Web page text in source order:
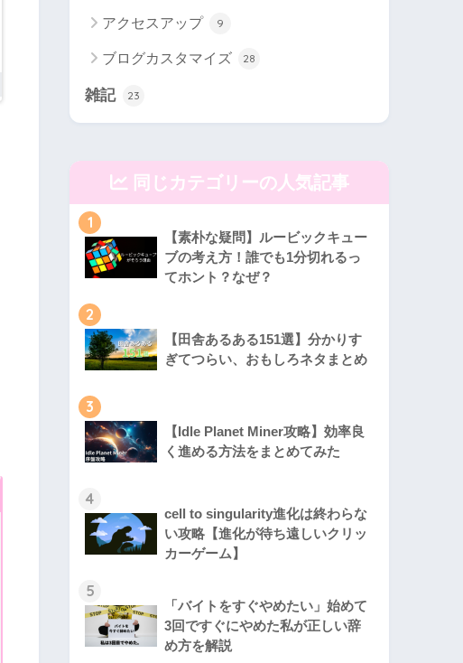
アクセスアップ 9
ブログカスタマイズ 28
雑記 23
同じカテゴリーの人気記事
1
【素朴な疑問】ルービックキュー
ブの考え方！誰でも1分切れるっ
てホント？なぜ？
2
【田舎あるある151選】分かりす
ぎてつらい、おもしろネタまとめ
3
【Idle Planet Miner攻略】効率良
く進める方法をまとめてみた
4
cell to singularity進化は終わらな
い攻略【進化が待ち遠しいクリッ
カーゲーム】
5
「バイトをすぐやめたい」始めて
3回ですぐにやめた私が正しい辞
め方を解説